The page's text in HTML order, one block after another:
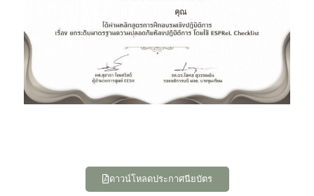
คุณ
ดาวน์โหลดประกาศนียบัตร